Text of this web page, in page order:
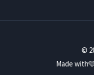
©
Made with